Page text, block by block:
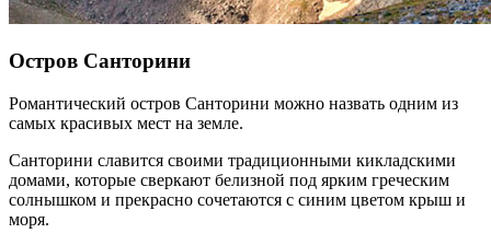
Музей Акрополя
Одной из самых популярных современных мест Афин
является Музей Акрополя, который открылся в 2009 году.